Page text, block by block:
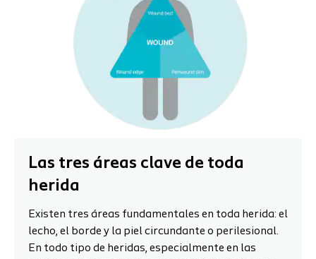
Las tres áreas clave de toda
herida
Existen tres áreas fundamentales en toda herida: el
lecho, el borde y la piel circundante o perilesional.
En todo tipo de heridas, especialmente en las